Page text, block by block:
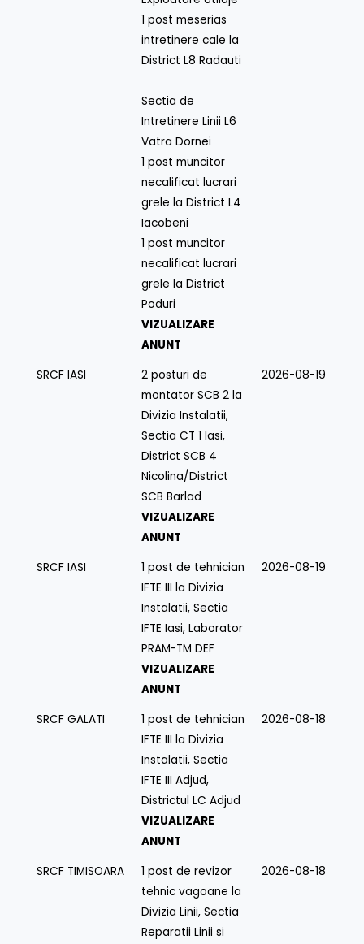
1 post meserias
intretinere cale la
District L8 Radauti
Sectia de
Intretinere Linii L6
Vatra Dornei
1 post muncitor
necalificat lucrari
grele la District L4
Iacobeni
1 post muncitor
necalificat lucrari
grele la District
Poduri
VIZUALIZARE
ANUNT
SRCF IASI
2 posturi de
montator SCB 2 la
Divizia Instalatii,
Sectia CT 1 Iasi,
District SCB 4
Nicolina/District
SCB Barlad
VIZUALIZARE
ANUNT
2026-08-19
SRCF IASI
1 post de tehnician
IFTE III la Divizia
Instalatii, Sectia
IFTE Iasi, Laborator
PRAM-TM DEF
VIZUALIZARE
ANUNT
2026-08-19
SRCF GALATI
1 post de tehnician
IFTE III la Divizia
Instalatii, Sectia
IFTE III Adjud,
Districtul LC Adjud
VIZUALIZARE
ANUNT
2026-08-18
SRCF TIMISOARA
1 post de revizor
tehnic vagoane la
Divizia Linii, Sectia
Reparatii Linii si
2026-08-18